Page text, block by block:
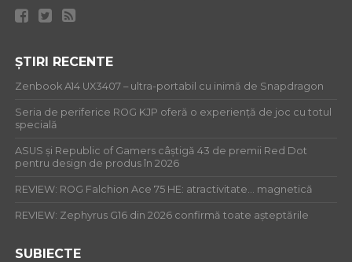
ȘTIRI RECENTE
Zenbook A14 UX3407 – ultra-portabil cu inimă de Snapdragon
Seria de periferice ROG KJP oferă o experiență de joc cu totul
specială
ASUS și Republic of Gamers câștigă 43 de premii Red Dot
pentru design de produs în 2026
REVIEW: ROG Falchion Ace 75 HE: atractivitate… magnetică
REVIEW: Zephyrus G16 din 2026 confirmă toate așteptările
SUBIECTE